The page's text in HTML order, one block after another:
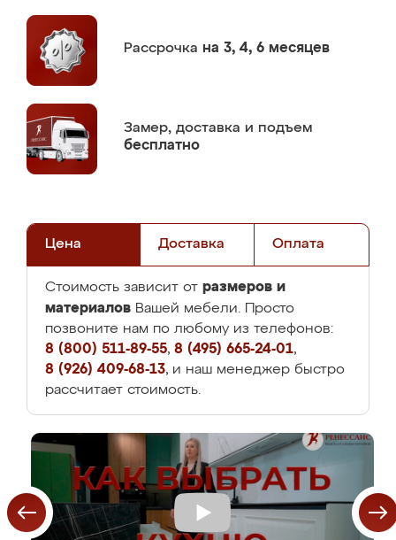
Рассрочка на 3, 4, 6 месяцев
Замер, доставка и подъем
бесплатно
Цена Доставка Оплата
Стоимость зависит от размеров и
материалов Вашей мебели. Просто
позвоните нам по любому из телефонов:
8 (800) 511-89-55, 8 (495) 665-24-01,
8 (926) 409-68-13, и наш менеджер быстро
рассчитает стоимость.